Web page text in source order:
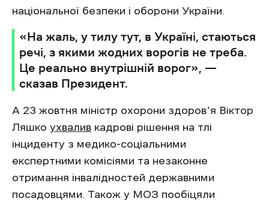
національної безпеки і оборони України.
«На жаль, у тилу тут, в Україні, стаються
речі, з якими жодних ворогів не треба.
Це реально внутрішній ворог», —
сказав Президент.
А 23 жовтня міністр охорони здоровʼя Віктор
Ляшко ухвалив кадрові рішення на тлі
інциденту з медико-соціальними
експертними комісіями та незаконне
отримання інвалідностей державними
посадовцями. Також у МОЗ пообіцяли